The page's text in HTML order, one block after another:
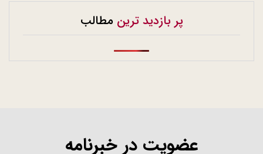
پر بازدید ترین مطالب
عضویت در خبرنامه